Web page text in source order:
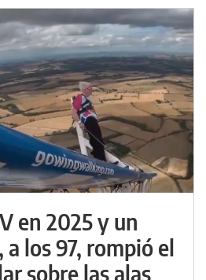
en 2025 y un
a los 97, rompió el
sobre las alas